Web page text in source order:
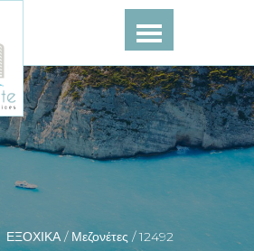
ΕΞΟΧΙΚΑ /Μεζονέτες /12492